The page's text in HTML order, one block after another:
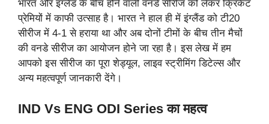
भारत और इंग्लैंड के बीच होने वाली वनडे सीरीज को लेकर क्रिकेट
प्रेमियों में काफी उत्साह है। भारत ने हाल ही में इंग्लैंड को टी20
सीरीज में 4-1 से हराया था और अब दोनों टीमों के बीच तीन मैचों
की वनडे सीरीज का आयोजन होने जा रहा है। इस लेख में हम
आपको इस सीरीज का पूरा शेड्यूल, लाइव स्ट्रीमिंग डिटेल्स और
अन्य महत्वपूर्ण जानकारी देंगे।
IND Vs ENG ODI Series का महत्व